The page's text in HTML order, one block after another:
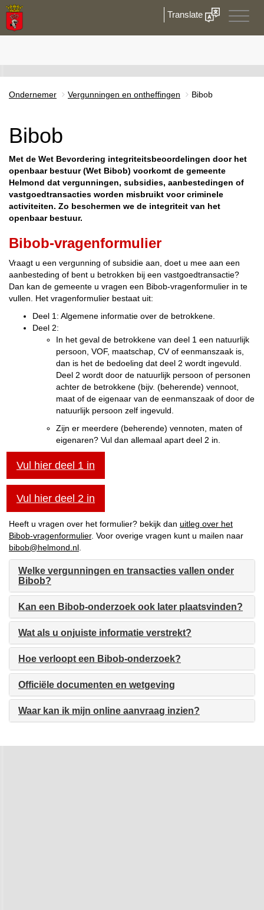
Toggle
Translate
Ondernemer Vergunningen en ontheffingen Bibob
Bibob
Met de Wet Bevordering integriteitsbeoordelingen door het
openbaar bestuur (Wet Bibob) voorkomt de gemeente
Helmond dat vergunningen, subsidies, aanbestedingen of
vastgoedtransacties worden misbruikt voor criminele
activiteiten. Zo beschermen we de integriteit van het
openbaar bestuur.
Bibob-vragenformulier
Vraagt u een vergunning of subsidie aan, doet u mee aan een
aanbesteding of bent u betrokken bij een vastgoedtransactie?
Dan kan de gemeente u vragen een Bibob-vragenformulier in te
vullen. Het vragenformulier bestaat uit:
Deel 1: Algemene informatie over de betrokkene.
Deel 2:
In het geval de betrokkene van deel 1 een natuurlijk
persoon, VOF, maatschap, CV of eenmanszaak is,
dan is het de bedoeling dat deel 2 wordt ingevuld.
Deel 2 wordt door de natuurlijk persoon of personen
achter de betrokkene (bijv. (beherende) vennoot,
maat of de eigenaar van de eenmanszaak of door de
natuurlijk persoon zelf ingevuld.
Zijn er meerdere (beherende) vennoten, maten of
eigenaren? Vul dan allemaal apart deel 2 in.
Vul hier deel 1 in
Vul hier deel 2 in
Heeft u vragen over het formulier? bekijk dan uitleg over het
Bibob-vragenformulier. Voor overige vragen kunt u mailen naar
bibob@helmond.nl
Welke vergunningen en transacties vallen onder
Bibob?
Kan een Bibob-onderzoek ook later plaatsvinden?
Wat als u onjuiste informatie verstrekt?
Hoe verloopt een Bibob-onderzoek?
Officiële documenten en wetgeving
Waar kan ik mijn online aanvraag inzien?